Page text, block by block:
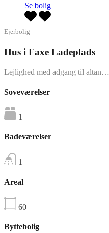
Se bolig
Ejerbolig
Hus i Faxe Ladeplads
Lejlighed med adgang til altan…
Soveværelser
1
Badeværelser
1
Areal
60
Byttebolig